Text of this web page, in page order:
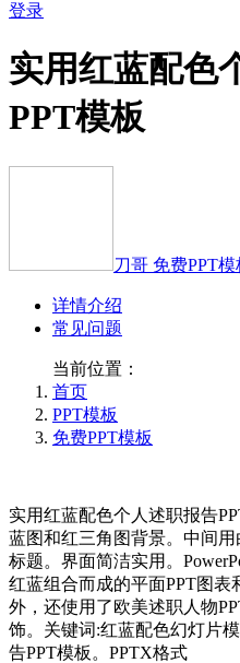
登录
实用红蓝配色
PPT模板
刀哥 免费PPT模
详情介绍
常见问题
当前位置：
首页
PPT模板
免费PPT模板
实用红蓝配色个人述职报告
蓝图和红三角图背景。中间
标题。界面简洁实用。
红蓝组合而成的平面PPT图
外，还使用了欧美述职人物
饰。关键词:红蓝配色幻灯片
告PPT模板。PPTX格式